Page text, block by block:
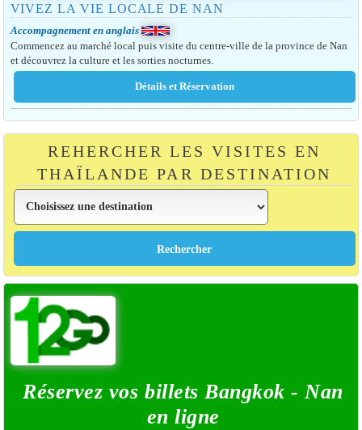
VIVEZ LA VIE LOCALE DE NAN
Accompagnement en anglais
Commencez au marché local puis visite du centre-ville de la province de Nan
et découvrez la culture et les sorties nocturnes.
REHERCHER LES VISITES EN
THAÏLANDE PAR DESTINATION
Réservez vos billets Bangkok - Nan
en ligne